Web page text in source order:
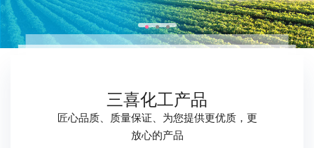
三喜化工产品
匠心品质、质量保证、为您提供更优质，更
放心的产品